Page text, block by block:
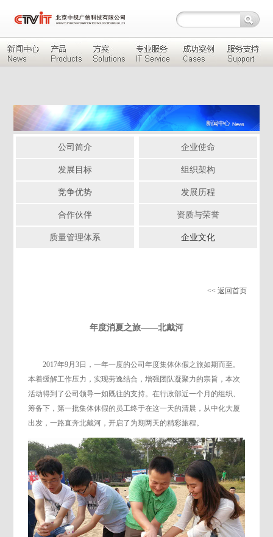
公司简介 企业使命
发展目标 组织架构
竞争优势 发展历程
合作伙伴 资质与荣誉
质量管理体系 企业文化
<< 返回首页
年度消夏之旅——北戴河
2017年9月3日，一年一度的公司年度集体休假之旅如期而至。
本着缓解工作压力，实现劳逸结合，增强团队凝聚力的宗旨，本次
活动得到了公司领导一如既往的支持。在行政部近一个月的组织、
筹备下，第一批集体休假的员工终于在这一天的清晨，从中化大厦
出发，一路直奔北戴河，开启了为期两天的精彩旅程。